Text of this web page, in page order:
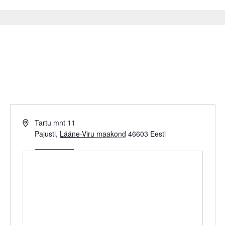
AddressTartu mnt 11
Pajusti, Lääne-Viru maakond 46603 Eesti